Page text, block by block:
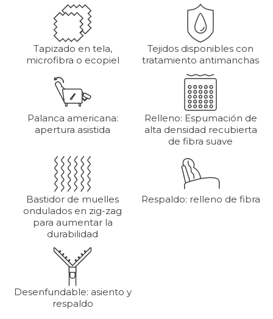
Tapizado en tela,
microfibra o ecopiel
Tejidos disponibles con
tratamiento antimanchas
Palanca americana:
apertura asistida
Relleno: Espumación de
alta densidad recubierta
de fibra suave
Bastidor de muelles
ondulados en zig-zag
para aumentar la
durabilidad
Respaldo: relleno de fibra
Desenfundable: asiento y
respaldo